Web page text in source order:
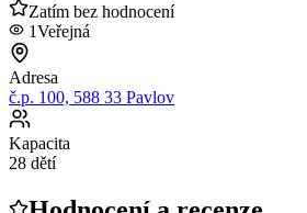
Zatím bez hodnocení
1Veřejná
Adresa
č.p. 100, 588 33 Pavlov
Kapacita
28 dětí